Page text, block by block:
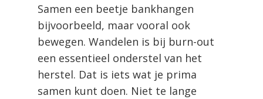
Samen een beetje bankhangen
bijvoorbeeld, maar vooral ook
bewegen. Wandelen is bij burn-out
een essentieel onderstel van het
herstel. Dat is iets wat je prima
samen kunt doen. Niet te lange